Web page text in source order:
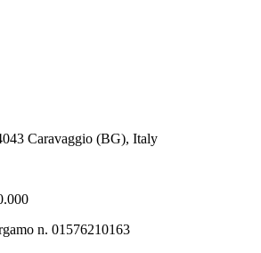
Caravaggio (BG), Italy
n. 01576210163